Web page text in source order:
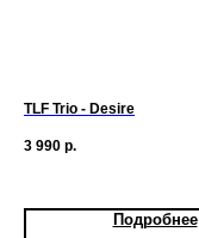
TLF Trio - Desire
3 990 р.
Подробнее